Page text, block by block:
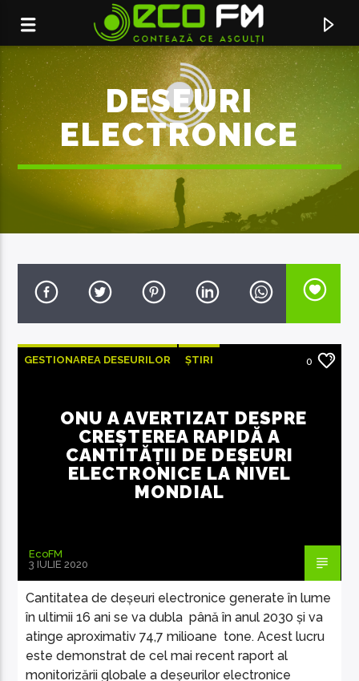
ACUM ÎN DIRECT
CE A FOST
DJ PROJECT & PETRA
EcoFM Chisinau
DESEURI
ELECTRONICE
GESTIONAREA DESEURILOR ȘTIRI 0
ONU A AVERTIZAT DESPRE
CREȘTEREA RAPIDĂ A
CANTITĂȚII DE DEȘEURI
ELECTRONICE LA NIVEL
MONDIAL
EcoFM
3 IULIE 2020
Cantitatea de deșeuri electronice generate în lume
în ultimii 16 ani se va dubla până în anul 2030 și va
atinge aproximativ 74,7 milioane tone. Acest lucru
este demonstrat de cel mai recent raport al
monitorizării globale a deșeurilor electronice